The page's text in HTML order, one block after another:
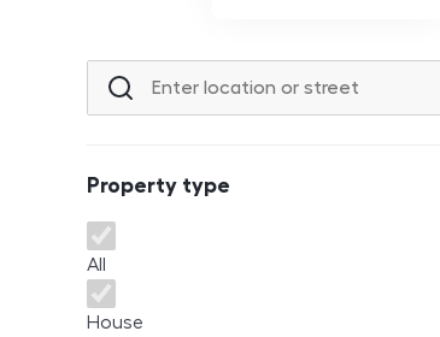
Location or street
Property type
Property type
All
House